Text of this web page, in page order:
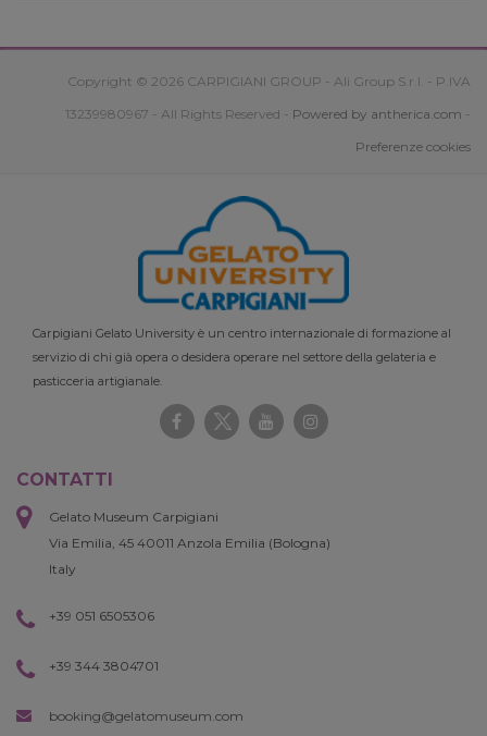
Copyright © 2026 CARPIGIANI GROUP - Ali Group S.r.l. - P.IVA
13239980967 - All Rights Reserved - Powered by antherica.com -
Preferenze cookies
Carpigiani Gelato University è un centro internazionale di formazione al
servizio di chi già opera o desidera operare nel settore della gelateria e
pasticceria artigianale.
CONTATTI
Gelato Museum Carpigiani
Via Emilia, 45 40011 Anzola Emilia (Bologna)
Italy
+39 051 6505306
+39 344 3804701
booking@gelatomuseum.com